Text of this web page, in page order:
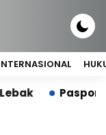
Paspor Mati dan